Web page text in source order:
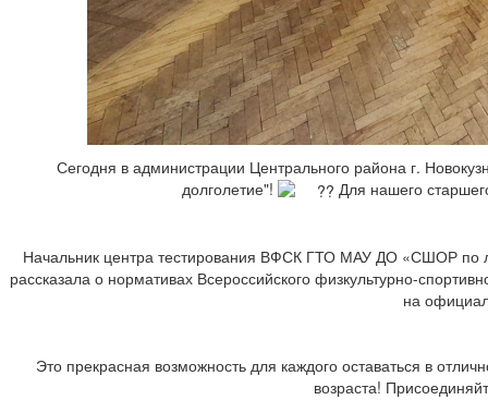
Сегодня в администрации Центрального района г.
долголетие"!
Для нашего
Начальник центра тестирования ВФСК ГТО МАУ ДО «СШОР по
рассказала о нормативах Всероссийского физкультурно-
на
Это прекрасная возможность для каждого оставаться в
возраста!